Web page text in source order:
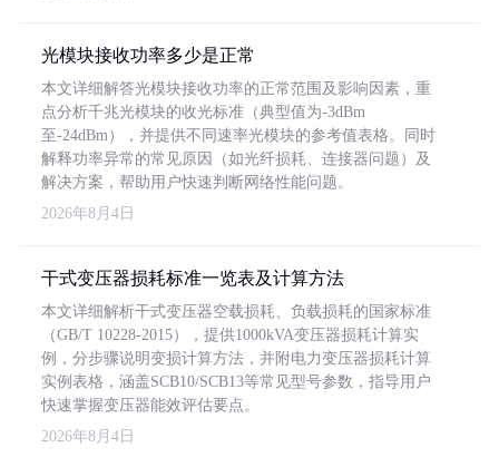
光模块接收功率多少是正常
本文详细解答光模块接收功率的正常范围及影响因素，重
点分析千兆光模块的收光标准（典型值为-3dBm
至-24dBm），并提供不同速率光模块的参考值表格。同时
解释功率异常的常见原因（如光纤损耗、连接器问题）及
解决方案，帮助用户快速判断网络性能问题。
2026年8月4日
干式变压器损耗标准一览表及计算方法
本文详细解析干式变压器空载损耗、负载损耗的国家标准
（GB/T 10228-2015），提供1000kVA变压器损耗计算实
例，分步骤说明变损计算方法，并附电力变压器损耗计算
实例表格，涵盖SCB10/SCB13等常见型号参数，指导用户
快速掌握变压器能效评估要点。
2026年8月4日